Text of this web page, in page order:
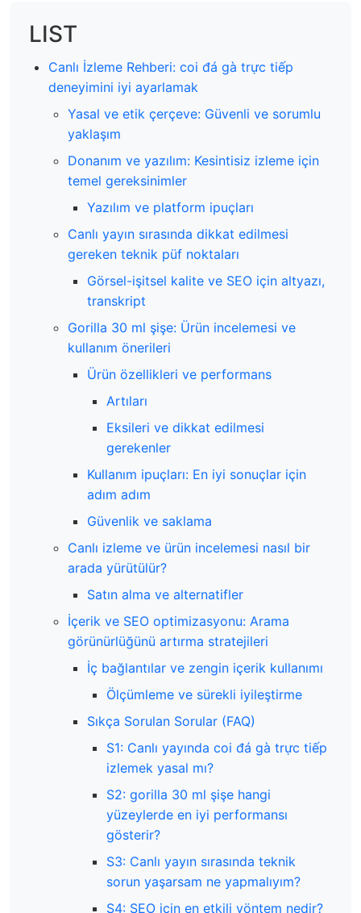
LIST
Canlı İzleme Rehberi: coi đá gà trực tiếp
deneyimini iyi ayarlamak
Yasal ve etik çerçeve: Güvenli ve sorumlu
yaklaşım
Donanım ve yazılım: Kesintisiz izleme için
temel gereksinimler
Yazılım ve platform ipuçları
Canlı yayın sırasında dikkat edilmesi
gereken teknik püf noktaları
Görsel-işitsel kalite ve SEO için altyazı,
transkript
Gorilla 30 ml şişe: Ürün incelemesi ve
kullanım önerileri
Ürün özellikleri ve performans
Artıları
Eksileri ve dikkat edilmesi
gerekenler
Kullanım ipuçları: En iyi sonuçlar için
adım adım
Güvenlik ve saklama
Canlı izleme ve ürün incelemesi nasıl bir
arada yürütülür?
Satın alma ve alternatifler
İçerik ve SEO optimizasyonu: Arama
görünürlüğünü artırma stratejileri
İç bağlantılar ve zengin içerik kullanımı
Ölçümleme ve sürekli iyileştirme
Sıkça Sorulan Sorular (FAQ)
S1: Canlı yayında coi đá gà trực tiếp
izlemek yasal mı?
S2: gorilla 30 ml şişe hangi
yüzeylerde en iyi performansı
gösterir?
S3: Canlı yayın sırasında teknik
sorun yaşarsam ne yapmalıyım?
S4: SEO için en etkili yöntem nedir?